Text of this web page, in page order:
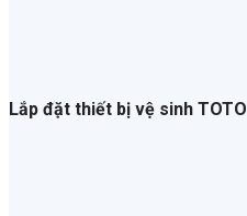
Lắp đặt thiết bị vệ sinh TOTO